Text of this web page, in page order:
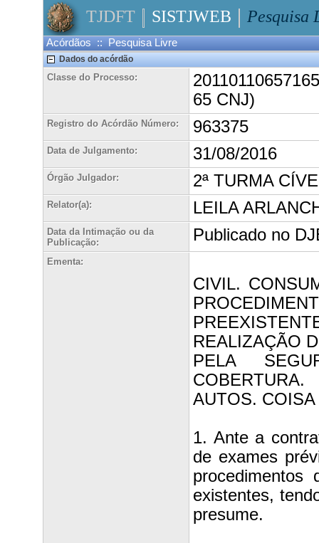
TJDFT SISTJWEB Pesquisa
Acórdãos :: Pesquisa Livre
Dados do acórdão
Classe do Processo:
65 CNJ)
Registro do Acórdão Número: 963375
Data de Julgamento: 31/08/2016
Órgão Julgador: 2ª TURMA
Relator(a): LEILA
Data da Intimação ou da
Publicação:
Publicado no
Ementa:
CIVIL.
REALIZAÇÃO
PELA
AUTOS.
1. Ante a
de exames
procedimentos
existentes,
presume.